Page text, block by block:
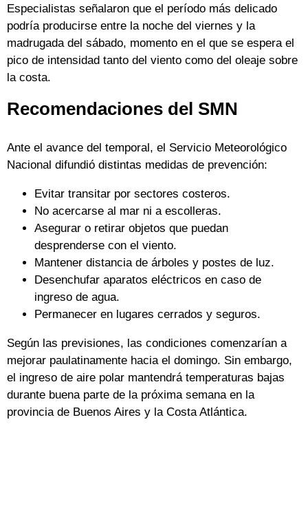
Especialistas señalaron que el período más delicado
podría producirse entre la noche del viernes y la
madrugada del sábado, momento en el que se espera el
pico de intensidad tanto del viento como del oleaje sobre
la costa.
Recomendaciones del SMN
Ante el avance del temporal, el Servicio Meteorológico
Nacional difundió distintas medidas de prevención:
Evitar transitar por sectores costeros.
No acercarse al mar ni a escolleras.
Asegurar o retirar objetos que puedan
desprenderse con el viento.
Mantener distancia de árboles y postes de luz.
Desenchufar aparatos eléctricos en caso de
ingreso de agua.
Permanecer en lugares cerrados y seguros.
Según las previsiones, las condiciones comenzarían a
mejorar paulatinamente hacia el domingo. Sin embargo,
el ingreso de aire polar mantendrá temperaturas bajas
durante buena parte de la próxima semana en la
provincia de Buenos Aires y la Costa Atlántica.